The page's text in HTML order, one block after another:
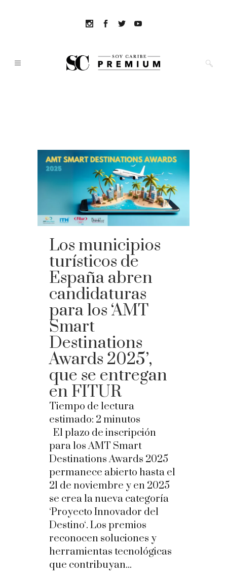
Los municipios
turísticos de
España abren
candidaturas
para los ‘AMT
Smart
Destinations
Awards 2025’,
que se entregan
en FITUR
Tiempo de lectura
estimado: 2 minutos
El plazo de inscripción
para los AMT Smart
Destinations Awards 2025
permanece abierto hasta el
21 de noviembre y en 2025
se crea la nueva categoría
‘Proyecto Innovador del
Destino‘. Los premios
reconocen soluciones y
herramientas tecnológicas
que contribuyan...